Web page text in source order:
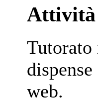
Attività
Tutorato
web.